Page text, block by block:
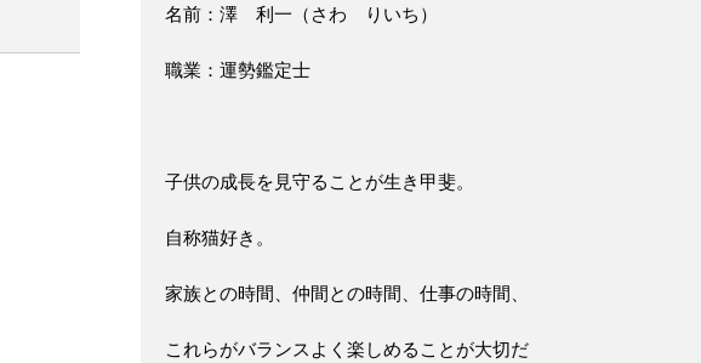
名前：澤 利一（さわ りいち）
職業：運勢鑑定士
子供の成長を見守ることが生き甲斐。
自称猫好き。
家族との時間、仲間との時間、仕事の時間、
これらがバランスよく楽しめることが大切だ